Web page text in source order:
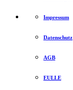
Impressum
Datenschutz
AGB
EULLE